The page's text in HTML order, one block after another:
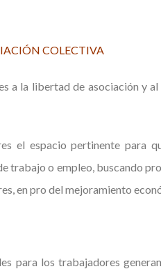
COLECTIVA
a la libertad de asociación y
el espacio pertinente para
trabajo o empleo, buscando
en pro del mejoramiento
para los trabajadores